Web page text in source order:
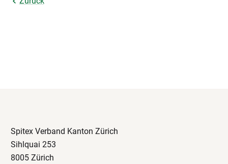
Spitex Verband Kanton Zürich
Sihlquai 253
8005 Zürich